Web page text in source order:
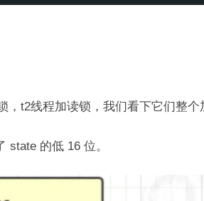
t2线程加读锁，我们看下它们整个
state 的低 16 位。